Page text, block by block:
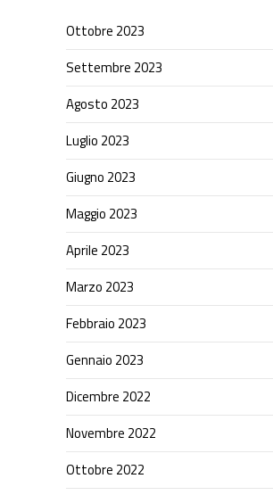
Ottobre 2023
Settembre 2023
Agosto 2023
Luglio 2023
Giugno 2023
Maggio 2023
Aprile 2023
Marzo 2023
Febbraio 2023
Gennaio 2023
Dicembre 2022
Novembre 2022
Ottobre 2022